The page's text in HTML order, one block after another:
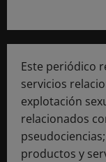
Este periódico
servicios
explotación
relacionados
productos y